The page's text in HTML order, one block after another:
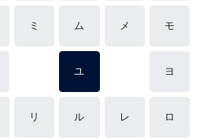
ミ ム メ モ
ユ ヨ
リ ル レ ロ